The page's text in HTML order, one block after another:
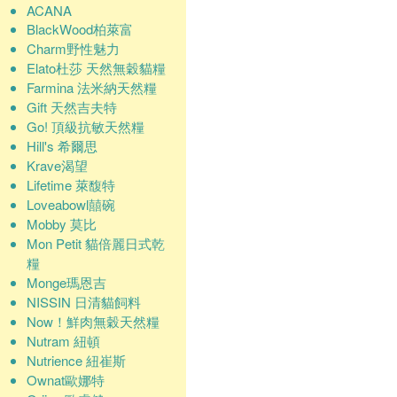
ACANA
BlackWood柏萊富
Charm野性魅力
Elato杜莎 天然無穀貓糧
Farmina 法米納天然糧
Gift 天然吉夫特
Go! 頂級抗敏天然糧
Hill's 希爾思
Krave渴望
Lifetime 萊馥特
Loveabowl囍碗
Mobby 莫比
Mon Petit 貓倍麗日式乾
糧
Monge瑪恩吉
NISSIN 日清貓飼料
Now！鮮肉無穀天然糧
Nutram 紐頓
Nutrience 紐崔斯
Ownat歐娜特